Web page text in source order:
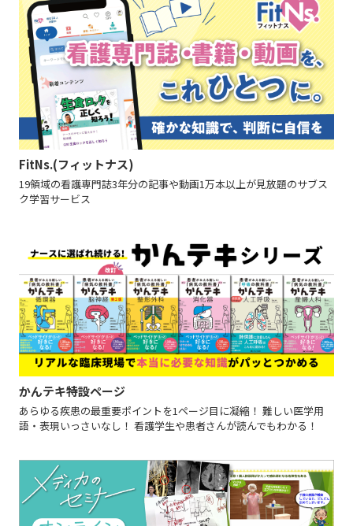
FitNs.(フィットナス)
19領域の看護専門誌3年分の記事や動画1万本以上が見放題のサブス
ク学習サービス
かんテキ特設ページ
あらゆる疾患の最重要ポイントを1ページ目に凝縮！ 難しい医学用
語・表現いっさいなし！ 看護学生や患者さんが読んでもわかる！